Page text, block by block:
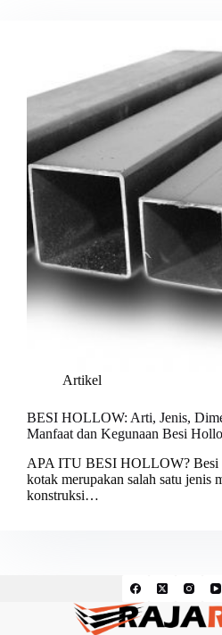
Artikel
BESI HOLLOW: Arti, Jenis,
Manfaat dan Kegunaan Besi
APA ITU BESI HOLLOW? Besi
kotak merupakan salah satu jenis
konstruksi…